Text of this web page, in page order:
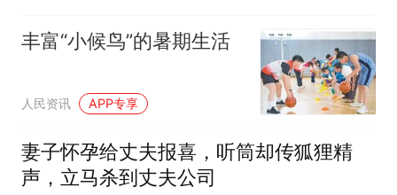
丰富“小候鸟”的暑期生活
人民资讯 APP专享
妻子怀孕给丈夫报喜，听筒却传狐狸精
声，立马杀到丈夫公司